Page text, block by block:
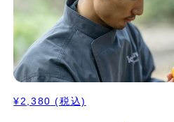
¥2,380 (税込)